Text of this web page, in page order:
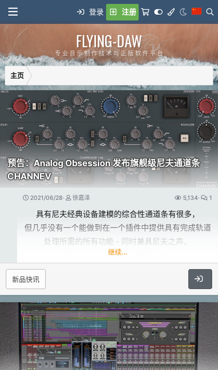
登录 注册
FLYING-DAW
专 业 音 乐 制 作 技 术 与 正 版 软 件 平 台
主页
预告：Analog Obsession 发布旗舰级尼夫通道条
CHANNEV
2021/06/28 徐嘉泽 5,134 1
具有尼夫经典设备建模的综合性通道条有很多，
但几乎没有一个能做到在一个插件中提供具有完成轨道
处理所需的所有功能 - 同时兼具尼夫之声，
现在 CHANNEV 让你梦想成真。
带有麦克风前置放大器、De-Esser、线性放大
器、​
4 频段均衡器、压缩器、限制器和磁带饱和的终
极通道条！​
继续…
新品快讯